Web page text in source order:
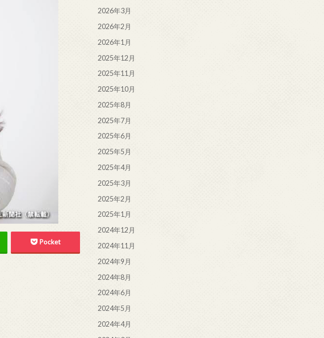
Pocket
2026年3月
2026年2月
2026年1月
2025年12月
2025年11月
2025年10月
2025年8月
2025年7月
2025年6月
2025年5月
2025年4月
2025年3月
2025年2月
2025年1月
2024年12月
2024年11月
2024年9月
2024年8月
2024年6月
2024年5月
2024年4月